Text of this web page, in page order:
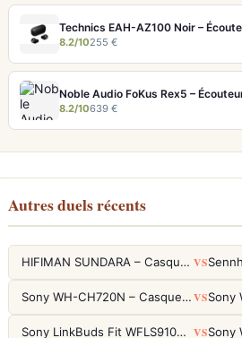
8.2/10255 €
8.2/10639 €
Autres duels récents
HIFIMAN SUNDARA – Casque Planar Magnetic Ouvert Over-Ear Audiophile VS
Sony WH-CH720N – Casque ANC 35h, Ultra-léger (192g) avec Processeur V1 VS
Sony LinkBuds Fit WFLS910NW Blanc – Écouteurs Sport Ailes ANC VS